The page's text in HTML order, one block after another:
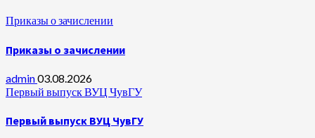
Приказы о зачислении
Приказы о зачислении
admin03.08.2026
Первый выпуск ВУЦ ЧувГУ
Первый выпуск ВУЦ ЧувГУ